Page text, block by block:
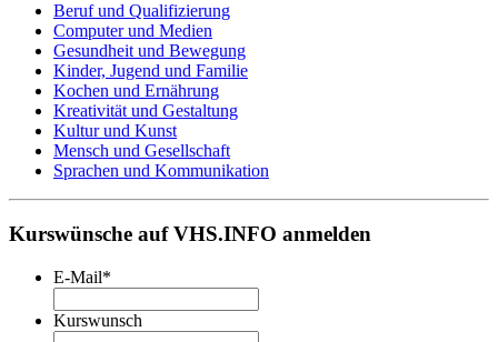
Beruf und Qualifizierung
Computer und Medien
Gesundheit und Bewegung
Kinder, Jugend und Familie
Kochen und Ernährung
Kreativität und Gestaltung
Kultur und Kunst
Mensch und Gesellschaft
Sprachen und Kommunikation
Kurswünsche auf VHS.INFO anmelden
E-Mail*
Kurswunsch